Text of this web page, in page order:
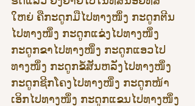
ໃຫຍ່ ຄືກະດູກມືໄປທາງໜຶ່ງ ກະດູກຕີນ
ໄປທາງໜຶ່ງ ກະດູກແຂ່ງໄປທາງໜຶ່ງ
ກະດູກຂາໄປທາງໜຶ່ງ ກະດູກແອວໄປ
ທາງໜຶ່ງ ກະດູກຂໍ້ສັນຫລັງໄປທາງໜຶ່ງ
ກະດູກຊີກໂຄງໄປທາງໜຶ່ງ ກະດູກໜ້າ
ເອິກໄປທາງໜຶ່ງ ກະດູກແຂນໄປທາງໜຶ່ງ